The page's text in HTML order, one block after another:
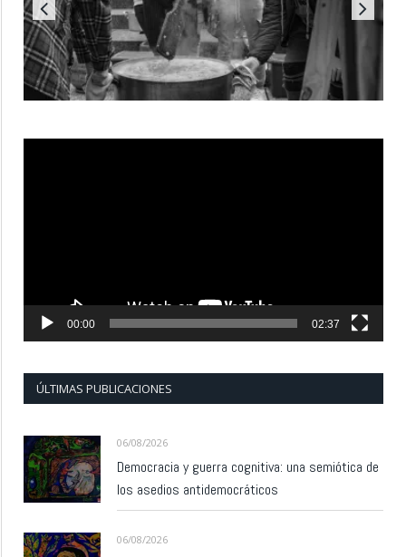
00:00 02:37
ÚLTIMAS PUBLICACIONES
06/08/2026
Democracia y guerra cognitiva: una semiótica de
los asedios antidemocráticos
06/08/2026